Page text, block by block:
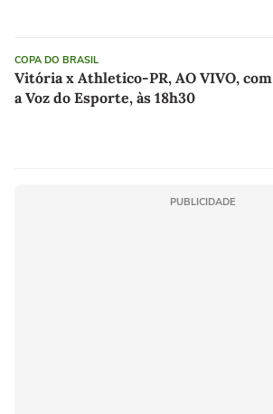
COPA DO BRASIL
Vitória x Athletico-PR, AO VIVO, com
a Voz do Esporte, às 18h30
PUBLICIDADE